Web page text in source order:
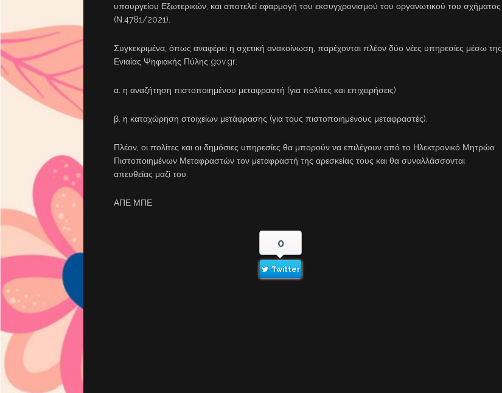
υπουργείου Εξωτερικών, και αποτελεί εφαρμογή του εκσυγχρονισμού του οργανωτικού του σχήματος
(Ν.4781/2021).
Συγκεκριμένα, όπως αναφέρει η σχετική ανακοίνωση, παρέχονται πλέον δύο νέες υπηρεσίες μέσω της
Ενιαίας Ψηφιακής Πύλης gov.gr:
α. η αναζήτηση πιστοποιημένου μεταφραστή (για πολίτες και επιχειρήσεις)
β. η καταχώρηση στοιχείων μετάφρασης (για τους πιστοποιημένους μεταφραστές).
Πλέον, οι πολίτες και οι δημόσιες υπηρεσίες θα μπορούν να επιλέγουν από το Ηλεκτρονικό Μητρώο
Πιστοποιημένων Μεταφραστών τον μεταφραστή της αρεσκείας τους και θα συναλλάσσονται
απευθείας μαζί του.
ΑΠΕ ΜΠΕ
0
Twitter